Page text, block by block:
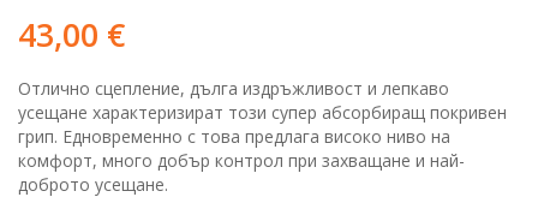
43,00 €
Отлично сцепление, дълга издръжливост и лепкаво
усещане характеризират този супер абсорбиращ покривен
грип. Едновременно с това предлага високо ниво на
комфорт, много добър контрол при захващане и най-
доброто усещане.